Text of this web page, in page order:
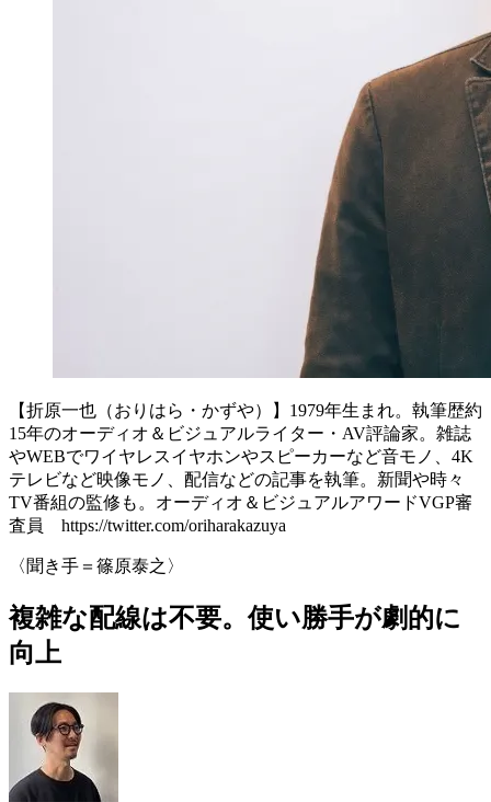
【折原一也（おりはら・かずや）】1979年生まれ。執筆歴約
15年のオーディオ＆ビジュアルライター・AV評論家。雑誌
やWEBでワイヤレスイヤホンやスピーカーなど音モノ、4K
テレビなど映像モノ、配信などの記事を執筆。新聞や時々
TV番組の監修も。オーディオ＆ビジュアルアワードVGP審
査員 https://twitter.com/oriharakazuya
〈聞き手＝篠原泰之〉
複雑な配線は不要。使い勝手が劇的に
向上